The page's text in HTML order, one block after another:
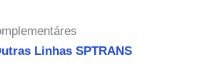
Linhas SPTRANS